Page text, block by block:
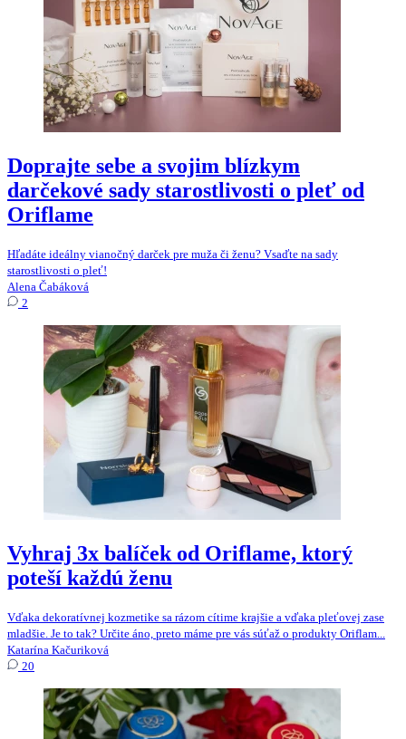
Doprajte sebe a svojim blízkym
darčekové sady starostlivosti o pleť od
Oriflame
Hľadáte ideálny vianočný darček pre muža či ženu? Vsaďte na sady
starostlivosti o pleť!
Alena Čabáková
2
Vyhraj 3x balíček od Oriflame, ktorý
poteší každú ženu
Vďaka dekoratívnej kozmetike sa rázom cítime krajšie a vďaka pleťovej zase
mladšie. Je to tak? Určite áno, preto máme pre vás súťaž o produkty Oriflam...
Katarína Kačuriková
20